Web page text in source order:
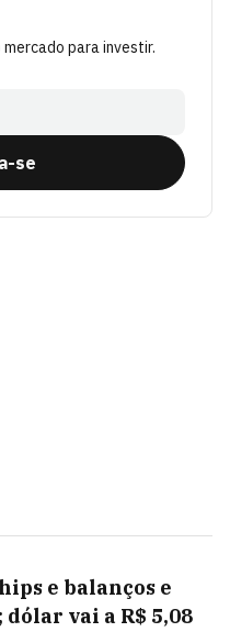
para investir.
se
e balanços e
dólar vai a R$ 5,08